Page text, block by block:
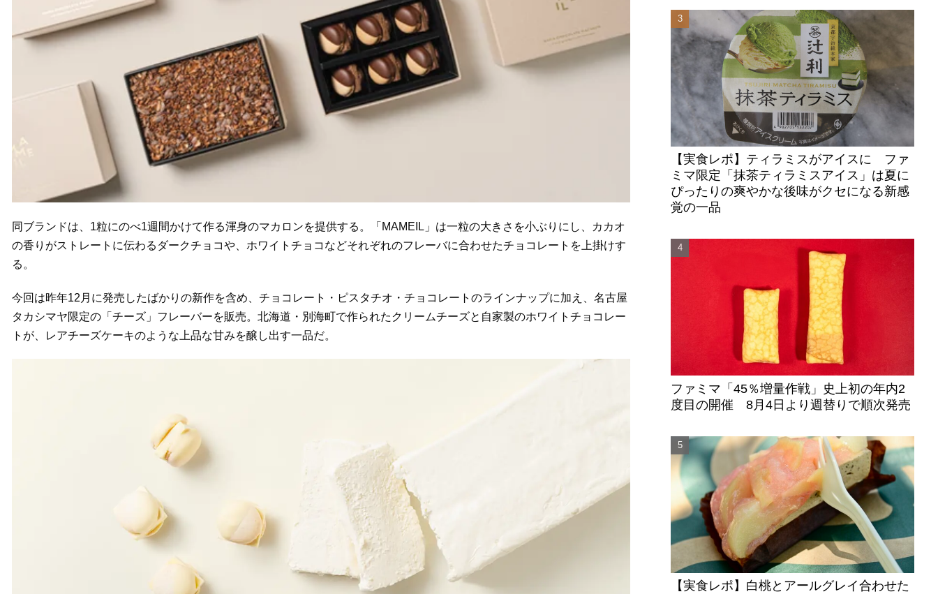
同ブランドは、1粒にのべ1週間かけて作る渾身のマカロンを提供する。「MAMEIL」は一粒の大きさを小ぶりにし、カカオ
の香りがストレートに伝わるダークチョコや、ホワイトチョコなどそれぞれのフレーバに合わせたチョコレートを上掛けす
る。
今回は昨年12月に発売したばかりの新作を含め、チョコレート・ピスタチオ・チョコレートのラインナップに加え、名古屋
タカシマヤ限定の「チーズ」フレーバーを販売。北海道・別海町で作られたクリームチーズと自家製のホワイトチョコレー
トが、レアチーズケーキのような上品な甘みを醸し出す一品だ。
【実食レポ】ティラミスがアイスに ファ
ミマ限定「抹茶ティラミスアイス」は夏に
ぴったりの爽やかな後味がクセになる新感
覚の一品
ファミマ「45％増量作戦」史上初の年内2
度目の開催 8月4日より週替りで順次発売
【実食レポ】白桃とアールグレイ合わせた